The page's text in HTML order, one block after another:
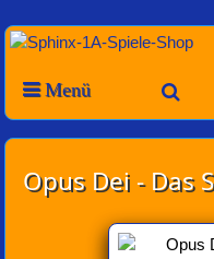
Menü
Opus Dei - Das